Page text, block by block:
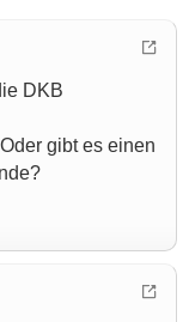
DKB
gibt es einen